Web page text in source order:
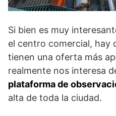
Si bien es muy
el centro comercial, hay
tienen una oferta más
realmente nos interesa
plataforma de
alta de toda la ciudad.